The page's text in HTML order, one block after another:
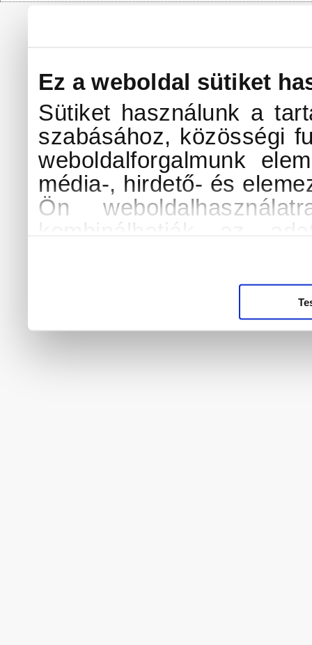
Ez a weboldal sütiket
Sütiket használunk a
szabásához, közösségi
weboldalforgalmunk
média-, hirdető- és
Ön
kombinálhatják az
használt más
További információk a